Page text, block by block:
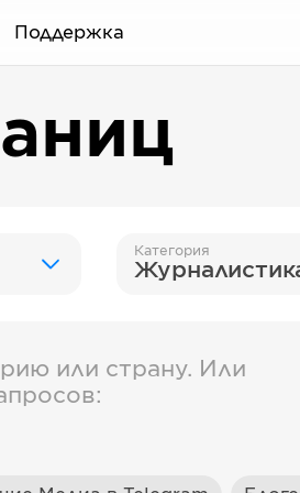
Поддержка
Категория
или страну. Или